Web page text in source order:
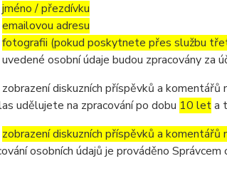
jméno / přezdívku
emailovou adresu
fotografii (pokud poskytnete přes službu
osobní údaje budou zpracovány za
zobrazení diskuzních příspěvků a komentářů
udělujete na zpracování po dobu 10 leta
zobrazení diskuzních příspěvků a komentářů
osobních údajů je prováděno